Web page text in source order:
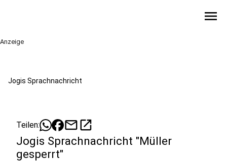
menu
Anzeige
Jogis Sprachnachricht
Teilen: mailopen_in_new
Jogis Sprachnachricht "Müller
gesperrt"